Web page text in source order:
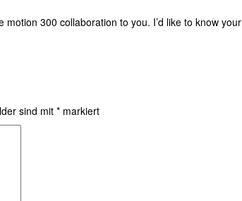
300 collaboration to you. I’d like to know your
sind mit * markiert